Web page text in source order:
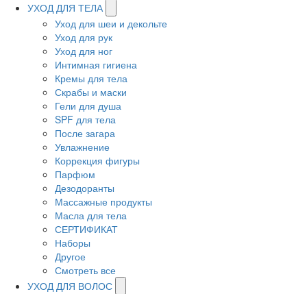
УХОД ДЛЯ ТЕЛА
Уход для шеи и декольте
Уход для рук
Уход для ног
Интимная гигиена
Кремы для тела
Скрабы и маски
Гели для душа
SPF для тела
После загара
Увлажнение
Коррекция фигуры
Парфюм
Дезодоранты
Массажные продукты
Масла для тела
СЕРТИФИКАТ
Наборы
Другое
Смотреть все
УХОД ДЛЯ ВОЛОС